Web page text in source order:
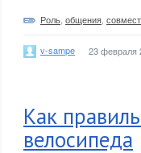
Роль общения
v-sampe 23 февраля
Как
велосипеда